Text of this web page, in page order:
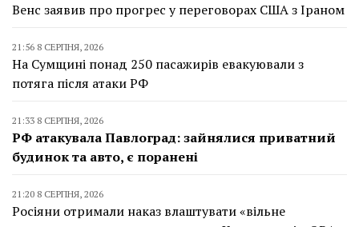
Венс заявив про прогрес у переговорах США з Іраном
21:56 8 СЕРПНЯ, 2026
На Сумщині понад 250 пасажирів евакуювали з
потяга після атаки РФ
21:33 8 СЕРПНЯ, 2026
РФ атакувала Павлоград: зайнялися приватний
будинок та авто, є поранені
21:20 8 СЕРПНЯ, 2026
Росіяни отримали наказ влаштувати «вільне